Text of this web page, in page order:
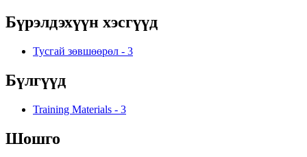
Бүрэлдэхүүн хэсгүүд
Тусгай зөвшөөрөл - 3
Бүлгүүд
Training Materials - 3
Шошго